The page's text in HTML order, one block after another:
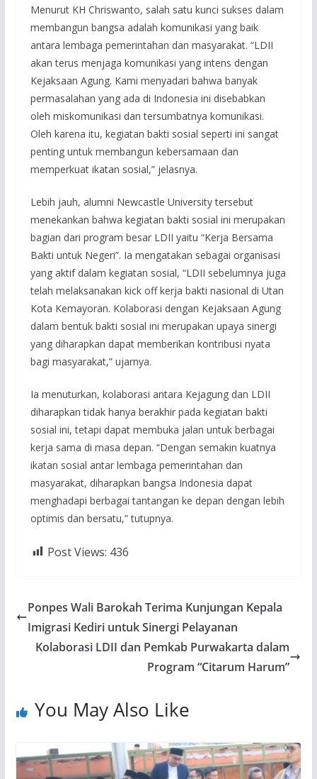
Menurut KH Chriswanto, salah satu kunci sukses dalam
membangun bangsa adalah komunikasi yang baik
antara lembaga pemerintahan dan masyarakat. “LDII
akan terus menjaga komunikasi yang intens dengan
Kejaksaan Agung. Kami menyadari bahwa banyak
permasalahan yang ada di Indonesia ini disebabkan
oleh miskomunikasi dan tersumbatnya komunikasi.
Oleh karena itu, kegiatan bakti sosial seperti ini sangat
penting untuk membangun kebersamaan dan
memperkuat ikatan sosial,” jelasnya.
Lebih jauh, alumni Newcastle University tersebut
menekankan bahwa kegiatan bakti sosial ini merupakan
bagian dari program besar LDII yaitu “Kerja Bersama
Bakti untuk Negeri”. Ia mengatakan sebagai organisasi
yang aktif dalam kegiatan sosial, “LDII sebelumnya juga
telah melaksanakan kick off kerja bakti nasional di Utan
Kota Kemayoran. Kolaborasi dengan Kejaksaan Agung
dalam bentuk bakti sosial ini merupakan upaya sinergi
yang diharapkan dapat memberikan kontribusi nyata
bagi masyarakat,” ujarnya.
Ia menuturkan, kolaborasi antara Kejagung dan LDII
diharapkan tidak hanya berakhir pada kegiatan bakti
sosial ini, tetapi dapat membuka jalan untuk berbagai
kerja sama di masa depan. “Dengan semakin kuatnya
ikatan sosial antar lembaga pemerintahan dan
masyarakat, diharapkan bangsa Indonesia dapat
menghadapi berbagai tantangan ke depan dengan lebih
optimis dan bersatu,” tutupnya.
Post Views: 436
Ponpes Wali Barokah Terima Kunjungan Kepala
Imigrasi Kediri untuk Sinergi Pelayanan
Kolaborasi LDII dan Pemkab Purwakarta dalam
Program “Citarum Harum”
You May Also Like